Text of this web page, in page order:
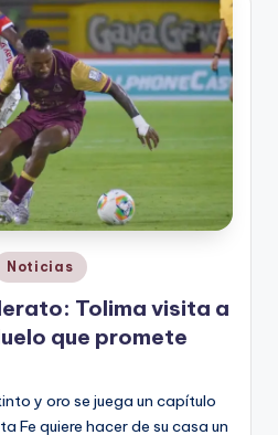
Noticias
Tolima visita a
que promete
y oro se juega un capítulo
Fe quiere hacer de su casa un